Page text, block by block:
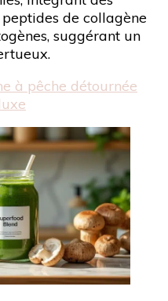
de collagène
suggérant un
à pêche détournée